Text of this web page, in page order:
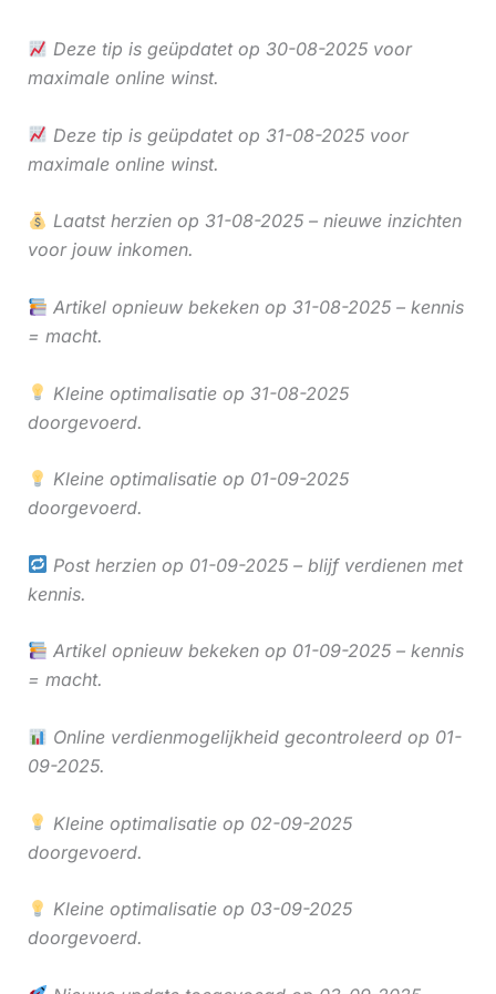
Deze tip is geüpdatet op 30-08-2025 voor
maximale online winst.
Deze tip is geüpdatet op 31-08-2025 voor
maximale online winst.
Laatst herzien op 31-08-2025 – nieuwe inzichten
voor jouw inkomen.
Artikel opnieuw bekeken op 31-08-2025 – kennis
= macht.
Kleine optimalisatie op 31-08-2025
doorgevoerd.
Kleine optimalisatie op 01-09-2025
doorgevoerd.
Post herzien op 01-09-2025 – blijf verdienen met
kennis.
Artikel opnieuw bekeken op 01-09-2025 – kennis
= macht.
Online verdienmogelijkheid gecontroleerd op 01-
09-2025.
Kleine optimalisatie op 02-09-2025
doorgevoerd.
Kleine optimalisatie op 03-09-2025
doorgevoerd.